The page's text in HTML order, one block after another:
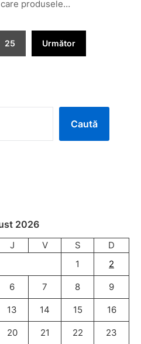
produsele…
25 Următor
Caută
2026
J V S
D
1
2
6 7 8 9
13 14 15 16
20 21 22 23